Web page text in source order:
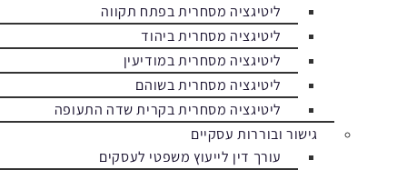
ליטיגציה מסחרית בפתח תקווה
ליטיגציה מסחרית ביהוד
ליטיגציה מסחרית במודיעין
ליטיגציה מסחרית בשוהם
ליטיגציה מסחרית בקרית שדה התעופה
גישור ובוררות עסקיים
עורך דין לייעוץ משפטי לעסקים